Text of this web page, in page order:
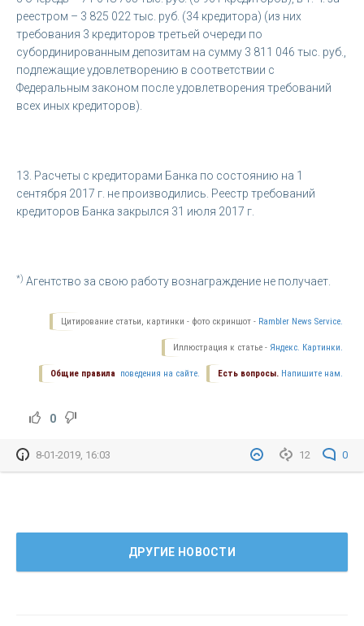
реестром – 3 825 022 тыс. руб. (34 кредитора) (из них
требования 3 кредиторов третьей очереди по
субординированным депозитам на сумму 3 811 046 тыс. руб.,
подлежащие удовлетворению в соответствии с
Федеральным законом после удовлетворения требований
всех иных кредиторов).
13. Расчеты с кредиторами Банка по состоянию на 1
сентября 2017 г. не производились. Реестр требований
кредиторов Банка закрылся 31 июля 2017 г.
*) Агентство за свою работу вознаграждение не получает.
Цитирование статьи, картинки - фото скриншот - Rambler News Service.
Иллюстрация к статье - Яндекс. Картинки.
Есть вопросы. Напишите нам.
Общие правила поведения на сайте.
0
12 0
8-01-2019, 16:03
ДРУГИЕ НОВОСТИ